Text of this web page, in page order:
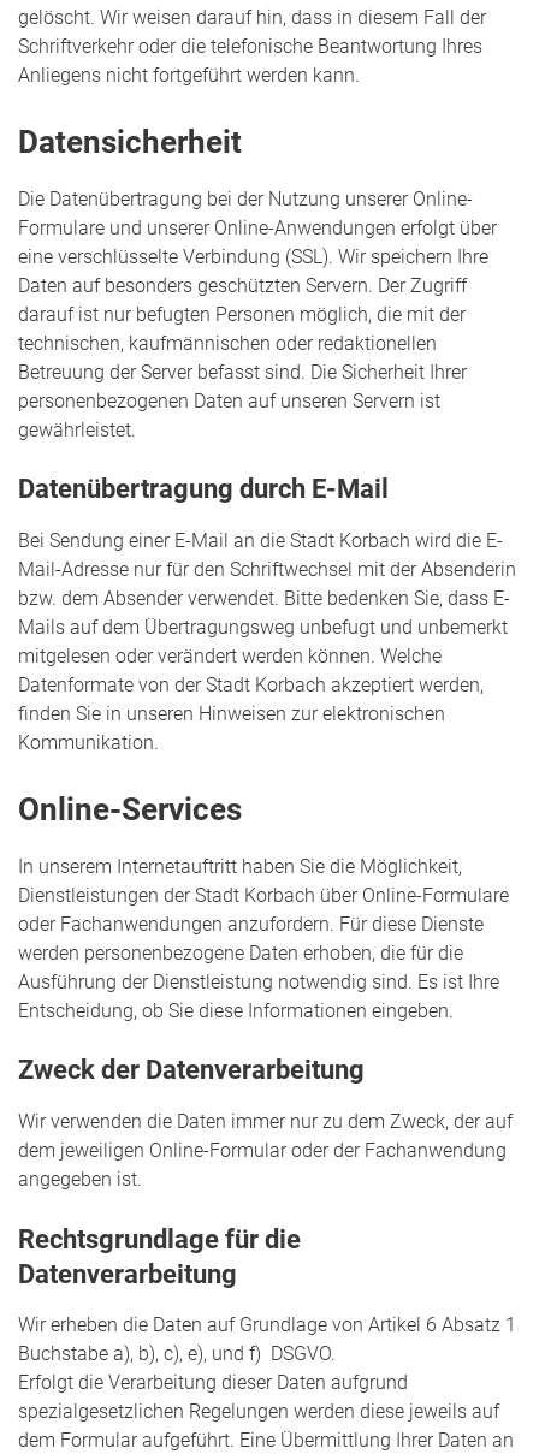
gelöscht. Wir weisen darauf hin, dass in diesem Fall der
Schriftverkehr oder die telefonische Beantwortung Ihres
Anliegens nicht fortgeführt werden kann.
Datensicherheit
Die Datenübertragung bei der Nutzung unserer Online-
Formulare und unserer Online-Anwendungen erfolgt über
eine verschlüsselte Verbindung (SSL). Wir speichern Ihre
Daten auf besonders geschützten Servern. Der Zugriff
darauf ist nur befugten Personen möglich, die mit der
technischen, kaufmännischen oder redaktionellen
Betreuung der Server befasst sind. Die Sicherheit Ihrer
personenbezogenen Daten auf unseren Servern ist
gewährleistet.
Datenübertragung durch E-Mail
Bei Sendung einer E-Mail an die Stadt Korbach wird die E-
Mail-Adresse nur für den Schriftwechsel mit der Absenderin
bzw. dem Absender verwendet. Bitte bedenken Sie, dass E-
Mails auf dem Übertragungsweg unbefugt und unbemerkt
mitgelesen oder verändert werden können. Welche
Datenformate von der Stadt Korbach akzeptiert werden,
finden Sie in unseren Hinweisen zur elektronischen
Kommunikation.
Online-Services
In unserem Internetauftritt haben Sie die Möglichkeit,
Dienstleistungen der Stadt Korbach über Online-Formulare
oder Fachanwendungen anzufordern. Für diese Dienste
werden personenbezogene Daten erhoben, die für die
Ausführung der Dienstleistung notwendig sind. Es ist Ihre
Entscheidung, ob Sie diese Informationen eingeben.
Zweck der Datenverarbeitung
Wir verwenden die Daten immer nur zu dem Zweck, der auf
dem jeweiligen Online-Formular oder der Fachanwendung
angegeben ist.
Rechtsgrundlage für die
Datenverarbeitung
Wir erheben die Daten auf Grundlage von Artikel 6 Absatz 1
Buchstabe a), b), c), e), und f) DSGVO.
Erfolgt die Verarbeitung dieser Daten aufgrund
spezialgesetzlichen Regelungen werden diese jeweils auf
dem Formular aufgeführt. Eine Übermittlung Ihrer Daten an